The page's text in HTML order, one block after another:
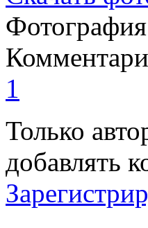
1
Только
добавлять